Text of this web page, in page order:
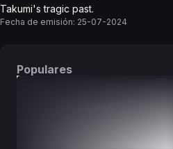
Takumi's tragic past.
Fecha de emisión: 25-07-2024
Populares